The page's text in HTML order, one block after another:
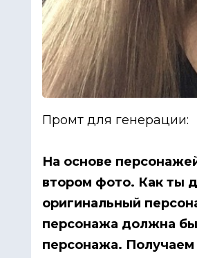
Промт для генерации:
На основе
втором фото. Как ты
оригинальный
персонажа должна
персонажа. Получаем